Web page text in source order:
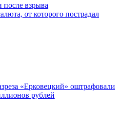
после взрыва
от которого пострадал
«Ерковецкий» оштрафовали
рублей